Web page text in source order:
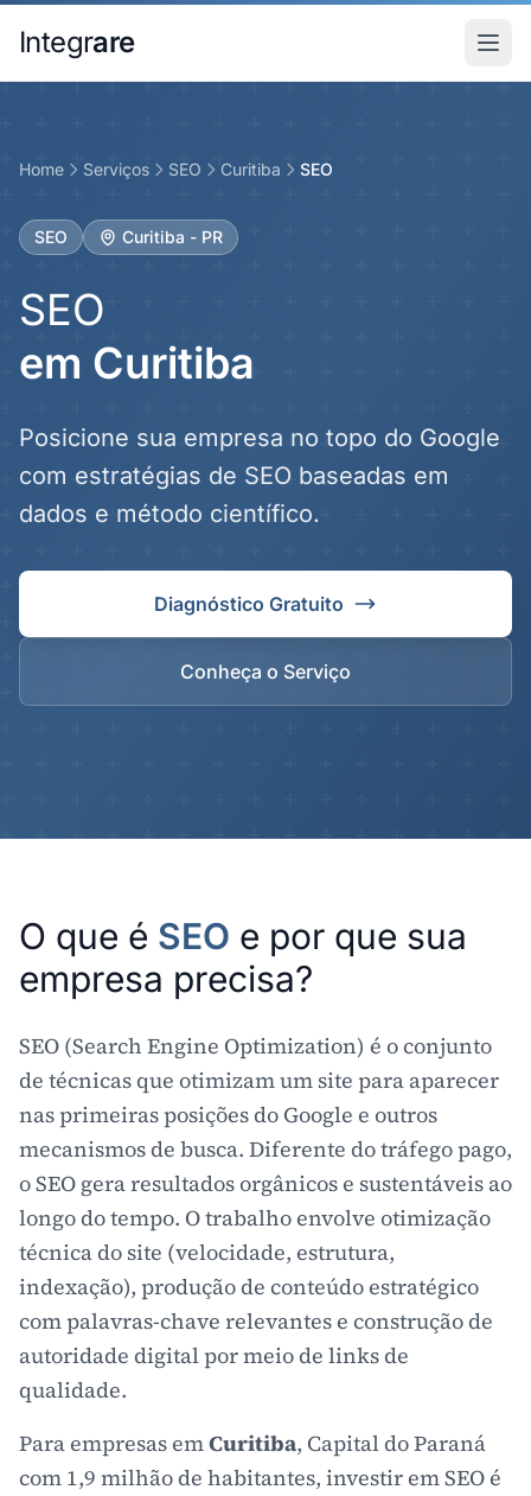
Integrare
Home Serviços SEO Curitiba SEO
SEO Curitiba - PR
SEO
em Curitiba
Posicione sua empresa no topo do Google
com estratégias de SEO baseadas em
dados e método científico.
Diagnóstico Gratuito
Conheça o Serviço
O que é SEO e por que sua
empresa precisa?
SEO (Search Engine Optimization) é o conjunto
de técnicas que otimizam um site para aparecer
nas primeiras posições do Google e outros
mecanismos de busca. Diferente do tráfego pago,
o SEO gera resultados orgânicos e sustentáveis ao
longo do tempo. O trabalho envolve otimização
técnica do site (velocidade, estrutura,
indexação), produção de conteúdo estratégico
com palavras-chave relevantes e construção de
autoridade digital por meio de links de
qualidade.
Para empresas emCuritiba, Capital do Paraná
com 1,9 milhão de habitantes, investir em SEO é